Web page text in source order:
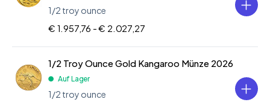
1/2 troy ounce
€ 1.957,76 -€ 2.027,27
1/2 Troy Ounce Gold Kangaroo Münze 2026
Auf Lager
1/2 troy ounce